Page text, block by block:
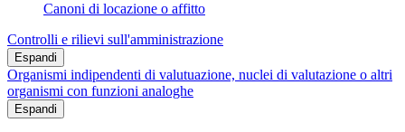
Canoni di locazione o affitto
Controlli e rilievi sull'amministrazione
Espandi
Organismi indipendenti di valutuazione, nuclei di valutazione o altri
organismi con funzioni analoghe
Espandi